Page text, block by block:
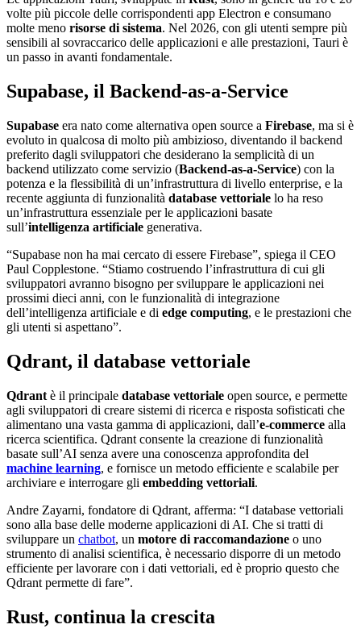
volte più piccole delle corrispondenti app Electron e consumano
molte meno risorse di sistema. Nel 2026, con gli utenti sempre più
sensibili al sovraccarico delle applicazioni e alle prestazioni, Tauri è
un passo in avanti fondamentale.
Supabase, il Backend-as-a-Service
Supabase era nato come alternativa open source a Firebase, ma si è
evoluto in qualcosa di molto più ambizioso, diventando il backend
preferito dagli sviluppatori che desiderano la semplicità di un
backend utilizzato come servizio (Backend-as-a-Service) con la
potenza e la flessibilità di un’infrastruttura di livello enterprise, e la
recente aggiunta di funzionalità database vettoriale lo ha reso
un’infrastruttura essenziale per le applicazioni basate
sull’intelligenza artificiale generativa.
“Supabase non ha mai cercato di essere Firebase”, spiega il CEO
Paul Copplestone. “Stiamo costruendo l’infrastruttura di cui gli
sviluppatori avranno bisogno per sviluppare le applicazioni nei
prossimi dieci anni, con le funzionalità di integrazione
dell’intelligenza artificiale e di edge computing, e le prestazioni che
gli utenti si aspettano”.
Qdrant, il database vettoriale
Qdrant è il principale database vettoriale open source, e permette
agli sviluppatori di creare sistemi di ricerca e risposta sofisticati che
alimentano una vasta gamma di applicazioni, dall’e-commerce alla
ricerca scientifica. Qdrant consente la creazione di funzionalità
basate sull’AI senza avere una conoscenza approfondita del
machine learning, e fornisce un metodo efficiente e scalabile per
archiviare e interrogare gli embedding vettoriali.
Andre Zayarni, fondatore di Qdrant, afferma: “I database vettoriali
sono alla base delle moderne applicazioni di AI. Che si tratti di
sviluppare un chatbot, un motore di raccomandazione o uno
strumento di analisi scientifica, è necessario disporre di un metodo
efficiente per lavorare con i dati vettoriali, ed è proprio questo che
Qdrant permette di fare”.
Rust, continua la crescita